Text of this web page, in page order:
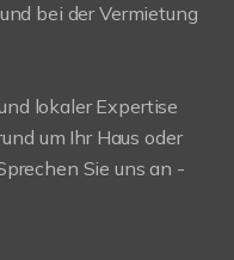
bei der Vermietung
lokaler Expertise
um Ihr Haus oder
Sie uns an -